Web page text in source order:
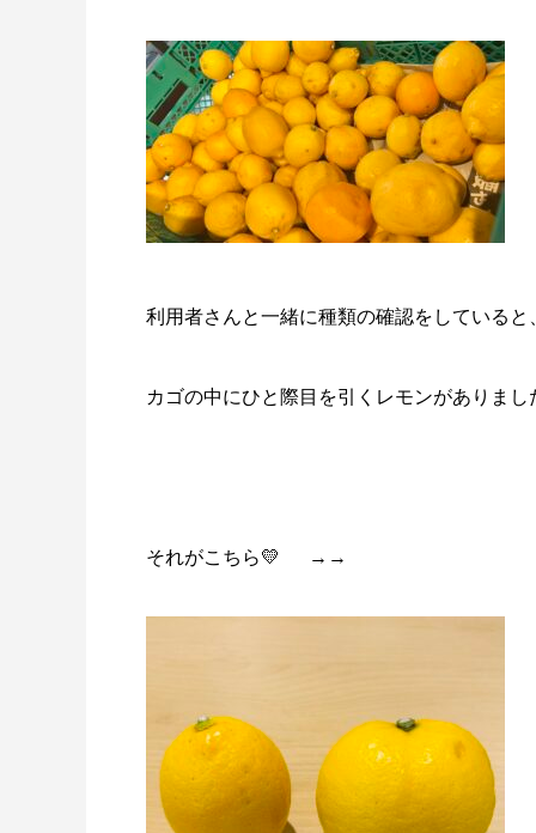
利用者さんと一緒に種類の確認をしていると
カゴの中にひと際目を引くレモンがありまし
それがこちら💛 →→